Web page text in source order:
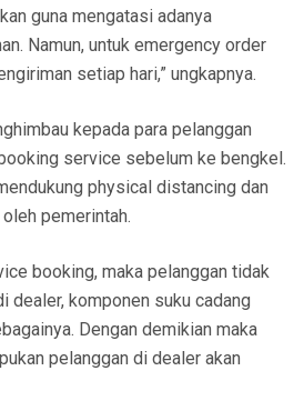
guna mengatasi adanya
Namun, untuk emergency order
setiap hari,” ungkapnya.
kepada para pelanggan
service sebelum ke bengkel.
physical distancing dan
pemerintah.
booking, maka pelanggan tidak
dealer, komponen suku cadang
Dengan demikian maka
pelanggan di dealer akan